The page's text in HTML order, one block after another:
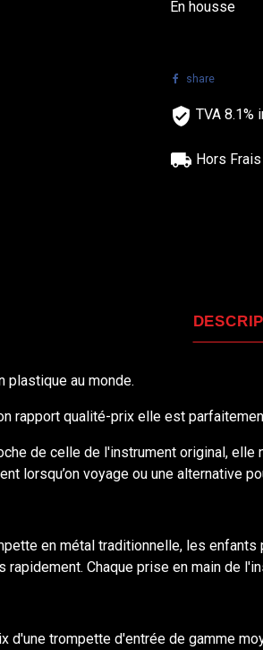
En housse
share
TVA 8.1%
Hors
plastique au monde.
rapport qualité-prix elle est
de celle de l'instrument original,
lorsqu’on voyage ou une alternative
en métal traditionnelle, les
rapidement. Chaque prise en main de
d'une trompette d'entrée de gamme